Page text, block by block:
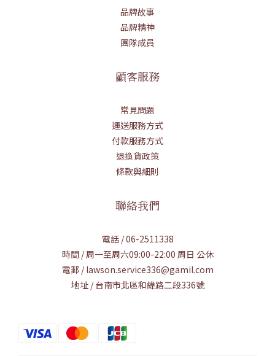
品牌故事
品牌精神
團隊成員
顧客服務
常見問題
運送服務方式
付款服務方式
退換貨政策
條款與細則
聯絡我們
電話 / 06-2511338
時間 / 周一至周六09:00-22:00 周日 公休
電郵 / lawson.service336@gamil.com
地址 / 台南市北區和緯路二段336號